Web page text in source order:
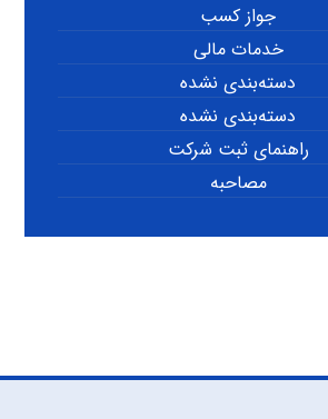
جواز کسب
خدمات مالی
دسته‌بندی نشده
دسته‌بندی نشده
راهنمای ثبت شرکت
مصاحبه